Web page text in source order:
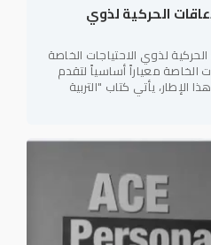
الحركية لذوي
الحركية لذوي الاحتياجات الخاصة
الخاصة معياراً أساسياً لتقدم
الإطار، يأتي كتاب "التربية